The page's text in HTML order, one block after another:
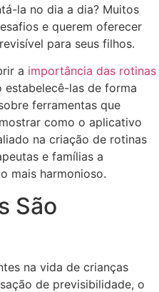
la no dia a dia? Muitos
e querem oferecer
para seus filhos.
a importância das rotinas
estabelecê-las de forma
ferramentas que
como o aplicativo
na criação de rotinas
e famílias a
mais harmonioso.
São
na vida de crianças
de previsibilidade, o